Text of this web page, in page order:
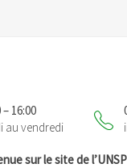
– 16:00
au vendredi
sur le site de